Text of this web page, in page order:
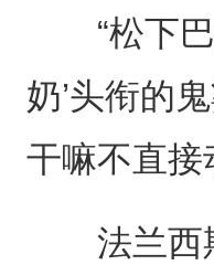
“松下巴
奶’头衔的
干嘛不直接
法兰西斯